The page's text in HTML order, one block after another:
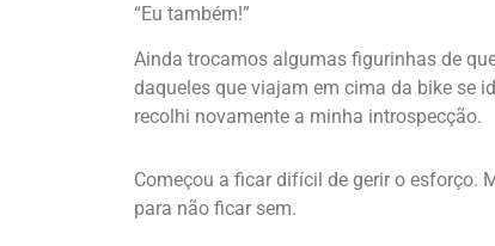
“Eu também!”
Ainda trocamos algumas figurinhas de
daqueles que viajam em cima da bike se
recolhi novamente a minha introspecção.
Começou a ficar difícil de gerir o esforço.
para não ficar sem.